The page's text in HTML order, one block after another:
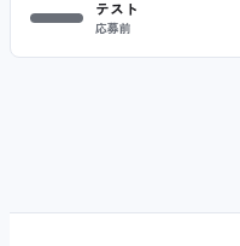
テスト
応募前